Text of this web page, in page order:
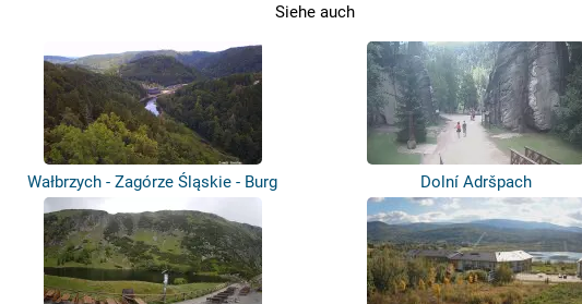
Siehe auch
Wałbrzych - Zagórze Śląskie - Burg
Grodn...
Dolní Adršpach